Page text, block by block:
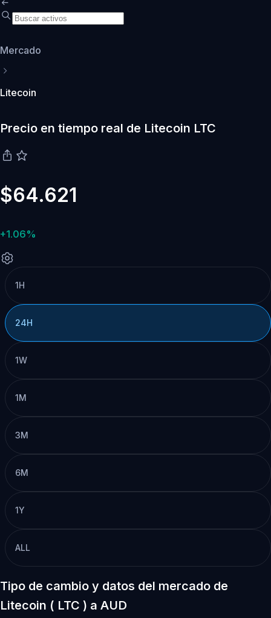
Mercado
Litecoin
Precio en tiempo real de Litecoin LTC
$64.621
+1.06%
1H
24H
1W
1M
3M
6M
1Y
ALL
Tipo de cambio y datos del mercado de
Litecoin ( LTC ) a AUD